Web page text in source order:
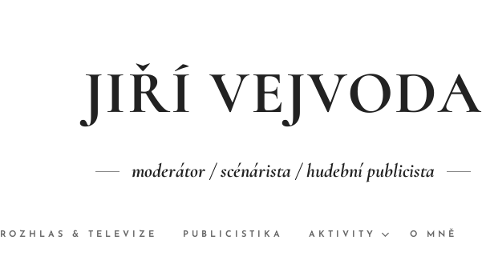
JIŘÍ VEJVODA
moderátor / scénárista / hudební publicista
ROZHLAS & TELEVIZE PUBLICISTIKA AKTIVITY O MNĚ